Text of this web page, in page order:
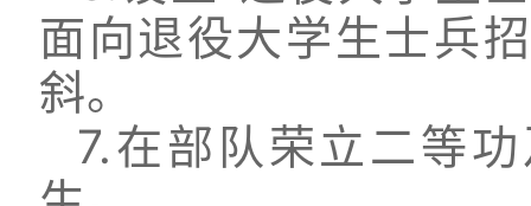
面向退役大学生士兵
斜。
7.在部队荣立二等